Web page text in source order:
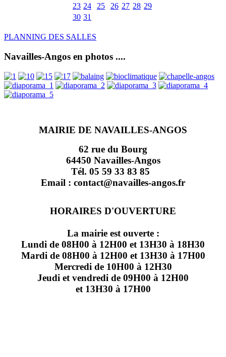
23 24 25 26 27 28 29
30 31
PLANNING DES SALLES
Navailles-Angos en photos ....
MAIRIE DE NAVAILLES-ANGOS
62 rue du Bourg
64450 Navailles-Angos
Tél. 05 59 33 83 85
Email : contact@navailles-angos.fr
HORAIRES D'OUVERTURE
La mairie est ouverte :
Lundi de 08H00 à 12H00 et 13H30 à 18H30
Mardi de 08H00 à 12H00 et 13H30 à 17H00
Mercredi de 10H00 à 12H30
Jeudi et vendredi de 09H00 à 12H00
et 13H30 à 17H00